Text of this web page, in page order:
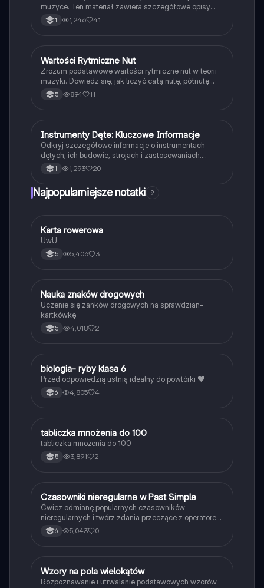
muzyce. Ten materiał zawiera szczegółowe opisy
symboli oraz nazw nut, w tym nuty całe, półnuty,
ćwierćnuty, ósemki i szesnastki. Idealne dla uczniów
1 1,246 41
Muzyka
Wartości Rytmiczne Nut
Zrozum podstawowe wartości rytmiczne nut w teorii
muzyki. Dowiedz się, jak liczyć całą nutę, półnutę
oraz ich symbole graficzne. Idealne dla uczniów
muzyki i pasjonatów teorii muzycznej. Typ:
5 894 11
Muzyka
Instrumenty Dęte: Kluczowe Informacje
Odkryj szczegółowe informacje o instrumentach
dętych, ich budowie, strojach i zastosowaniach.
Dowiedz się o saksofonach, klarnetach, fagotach i
innych instrumentach w kontekście muzyki
miłośników muzyki.
1 1,293 20
Najpopularniejsze notatki 9
KTechnika
Karta rowerowa
UwU
5 5,406 3
NTechnika
Nauka znaków drogowych
Uczenie się zanków drogowych na sprawdzian-
kartkówkę
5 4,018 2
BBiologia
biologia- ryby klasa 6
Przed odpowiedzią ustnią idealny do powtórki ❤️
6 4,805 4
TMatematyka
tabliczka mnożenia do 100
tabliczka mnożenia do 100
5 3,891 2
CJęzyk angielski
Czasowniki nieregularne w Past Simple
Ćwicz odmianę popularnych czasowników
nieregularnych i twórz zdania przeczące z operatorem
didn't w czasie Past Simple.
6 5,043 0
WMatematyka
Wzory na pola wielokątów
Rozpoznawanie i utrwalanie podstawowych wzorów